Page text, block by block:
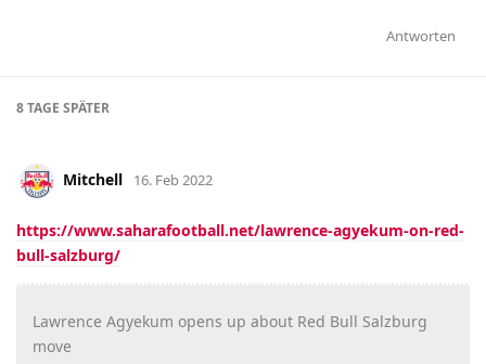
Antworten
8 TAGE SPÄTER
Mitchell 16. Feb 2022
https://www.saharafootball.net/lawrence-agyekum-on-red-
bull-salzburg/
Lawrence Agyekum opens up about Red Bull Salzburg
move